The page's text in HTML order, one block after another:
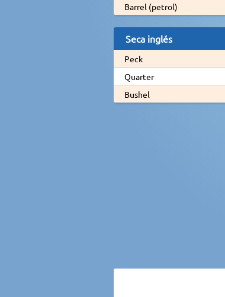
Barrel (petrol)
Seca inglés
Peck
Quarter
Bushel